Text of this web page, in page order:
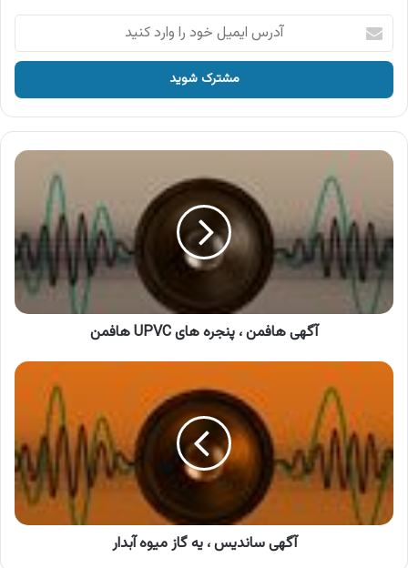
آدرس
ایمیل
خود
وارد
کنید
آگهی
پنجره
های
UPVC
هافمن
آگهی هافمن ، پنجره های UPVC هافمن
آگهی
گاز
میوه
آبدار
آگهی ساندیس ، یه گاز میوه آبدار